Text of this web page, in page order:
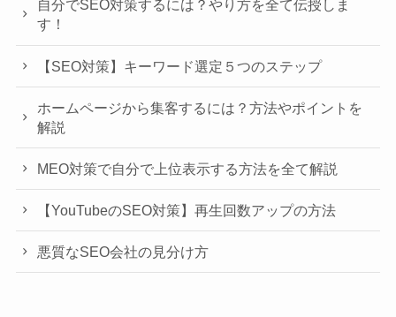
自分でSEO対策するには？やり方を全て伝授しま
す！
【SEO対策】キーワード選定５つのステップ
ホームページから集客するには？方法やポイントを
解説
MEO対策で自分で上位表示する方法を全て解説
【YouTubeのSEO対策】再生回数アップの方法
悪質なSEO会社の見分け方